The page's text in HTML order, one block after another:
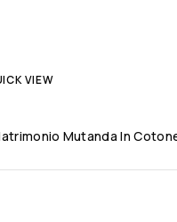
VIEW
Mutanda In